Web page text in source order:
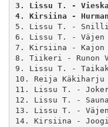
3. Lissu T. - Vieska
4. Kirsiina -
5. Lissu T. -
6. Lissu T. - Väjen
7. Kirsiina - Kajon
8. Tiikeri - Runon
9. Lissu T. -
10. Reija
11. Lissu T. -
12. Lissu T. -
13. Lissu T. - Väjen
14. Kirsiina -